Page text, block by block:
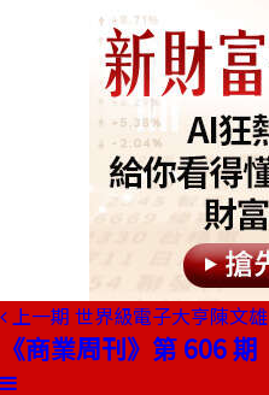
上一期 世界級電子大亨陳文雄
《商業周刊》第 606 期